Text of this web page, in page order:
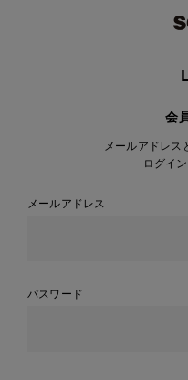
会
メールアドレス
ログイ
メールアドレス
パスワード